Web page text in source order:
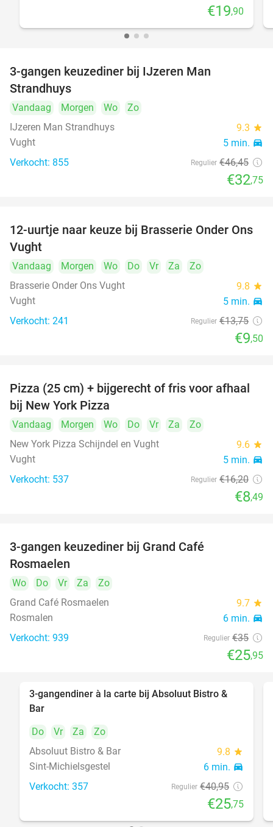
€19,90
3-gangen keuzediner bij IJzeren Man
Strandhuys
Vandaag Morgen Wo
Zo
IJzeren Man Strandhuys
9.3 star
Vught 5 min. directions_car
Verkocht: 855 Regulier €46,45
€32,75
31%
12-uurtje naar keuze bij Brasserie Onder Ons
Vught
Vandaag Morgen Wo Do Vr Za
Zo
Brasserie Onder Ons Vught
9.8 star
Vught 5 min. directions_car
Verkocht: 241 Regulier €13,75
€9,50
48%
Pizza (25 cm) + bijgerecht of fris voor afhaal
bij New York Pizza
Vandaag Morgen Wo Do Vr Za
Zo
New York Pizza Schijndel en Vught
9.6 star
Vught 5 min. directions_car
Verkocht: 537 Regulier €16,20
€8,49
3-gangen keuzediner bij Grand Café
Rosmaelen
Wo Do Vr Za
Zo
Grand Café Rosmaelen
9.7 star
Rosmalen 6 min. directions_car
Verkocht: 939 Regulier €35
€25,95
37%
3-gangendiner à la carte bij Absoluut Bistro &
Bar
Do
Vr Za
Zo
Absoluut Bistro & Bar
9.8 star
Sint-Michielsgestel 6 min. directions_car
Verkocht: 357 Regulier €40,95
€25,75